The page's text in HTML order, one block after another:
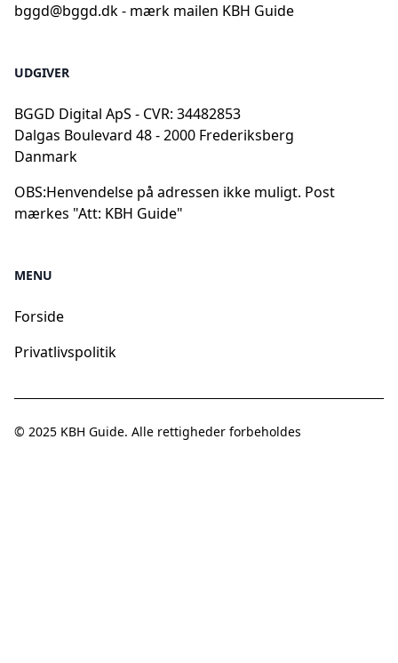
bggd@bggd.dk- mærk mailen KBH Guide
UDGIVER
BGGD Digital ApS - CVR: 34482853
Dalgas Boulevard 48 - 2000 Frederiksberg
Danmark
OBS:Henvendelse på adressen ikke muligt. Post
mærkes "Att: KBH Guide"
MENU
Forside
Privatlivspolitik
© 2025 KBH Guide. Alle rettigheder forbeholdes